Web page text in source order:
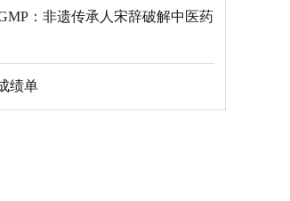
：非遗传承人宋辞破解中医药
绩单